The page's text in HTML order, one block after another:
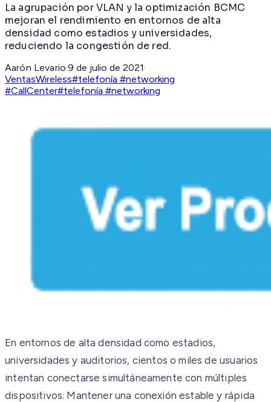
La agrupación por VLAN y la optimización BCMC
mejoran el rendimiento en entornos de alta
densidad como estadios y universidades,
reduciendo la congestión de red.
Aarón Levario·9 de julio de 2021·
VentasWireless#telefonía #networking
#CallCenter#telefonía #networking
En entornos de alta densidad como estadios,
universidades y auditorios, cientos o miles de usuarios
intentan conectarse simultáneamente con múltiples
dispositivos. Mantener una conexión estable y rápida